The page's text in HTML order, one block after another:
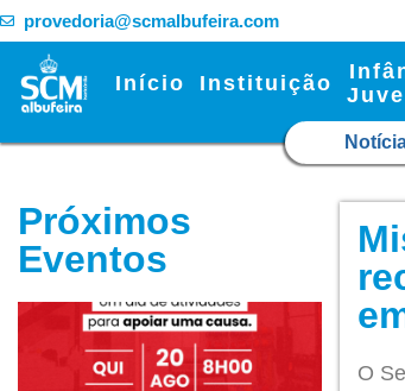
provedoria@scmalbufeira.com
Início Instituição
Próximos
Eventos
O